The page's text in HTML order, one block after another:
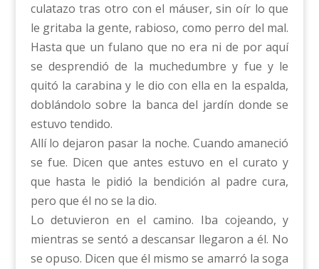
culatazo tras otro con el máuser, sin oír lo que
le gritaba la gente, rabioso, como perro del mal.
Hasta que un fulano que no era ni de por aquí
se desprendió de la muchedumbre y fue y le
quitó la carabina y le dio con ella en la espalda,
doblándolo sobre la banca del jardín donde se
estuvo tendido.
Allí lo dejaron pasar la noche. Cuando amaneció
se fue. Dicen que antes estuvo en el curato y
que hasta le pidió la bendición al padre cura,
pero que él no se la dio.
Lo detuvieron en el camino. Iba cojeando, y
mientras se sentó a descansar llegaron a él. No
se opuso. Dicen que él mismo se amarró la soga